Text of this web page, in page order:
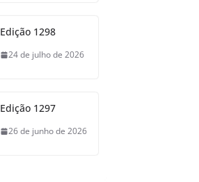
Edição 1298
24 de julho de 2026
Edição 1297
26 de junho de 2026